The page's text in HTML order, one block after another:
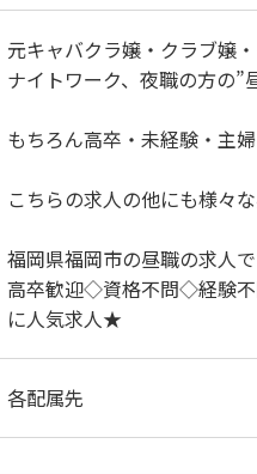
元キャバクラ嬢・クラブ嬢
ナイトワーク、夜職の方の”
もちろん高卒・未経験・主
こちらの求人の他にも様々
福岡県福岡市の昼職の求人
高卒歓迎◇資格不問◇経験不
に人気求人★
各配属先